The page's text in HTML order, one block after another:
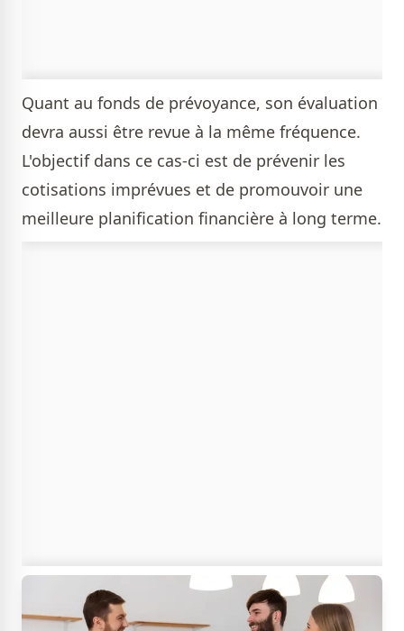
Quant au fonds de prévoyance, son évaluation
devra aussi être revue à la même fréquence.
L'objectif dans ce cas-ci est de prévenir les
cotisations imprévues et de promouvoir une
meilleure planification financière à long terme.